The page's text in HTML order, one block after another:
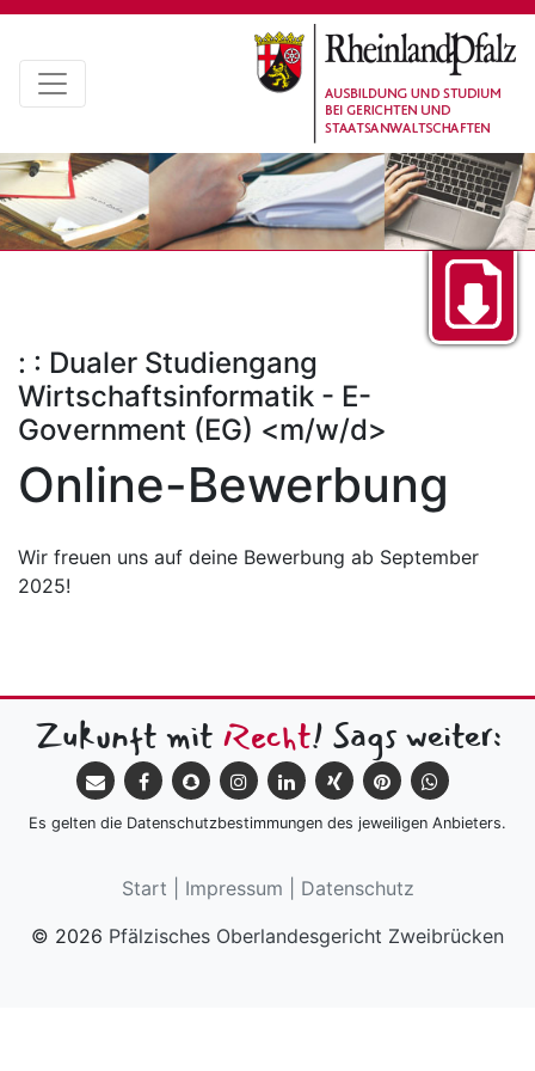
: : Dualer Studiengang
Wirtschaftsinformatik - E-
Government (EG) <m/w/d>
Online-Bewerbung
Wir freuen uns auf deine Bewerbung ab September
2025!
Zukunft mit Recht! Sags weiter:
Es gelten die Datenschutzbestimmungen des jeweiligen Anbieters.
Start Impressum
Datenschutz
© 2026 Pfälzisches Oberlandesgericht Zweibrücken